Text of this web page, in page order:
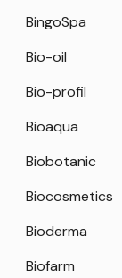
BingoSpa
Bio-oil
Bio-profil
Bioaqua
Biobotanic
Biocosmetics
Bioderma
Biofarm